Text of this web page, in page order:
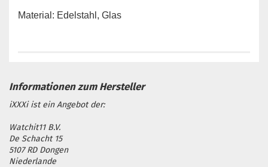
Material: Edelstahl, Glas
iXXXi ist ein Angebot der:
Watchit11 B.V.
De Schacht 15
5107 RD Dongen
Niederlande